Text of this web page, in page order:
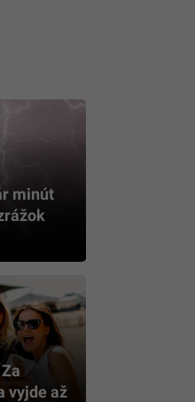
minút
vyjde až